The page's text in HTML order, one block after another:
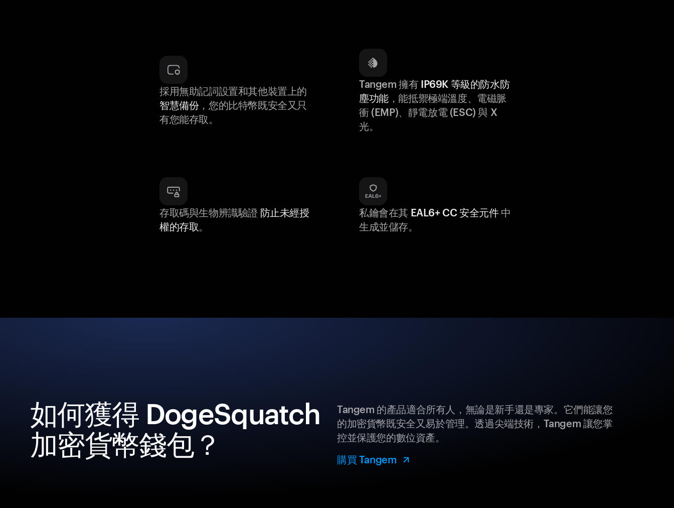
採用無助記詞設置和其他裝置上的
智慧備份，您的比特幣既安全又只
有您能存取。
Tangem 擁有 IP69K 等級的防水防
塵功能，能抵禦極端溫度、電磁脈
衝 (EMP)、靜電放電 (ESC) 與 X
光。
存取碼與生物辨識驗證 防止未經授
權的存取。
私鑰會在其 EAL6+ CC 安全元件中
生成並儲存。
如何獲得 DogeSquatch
加密貨幣錢包？
Tangem 的產品適合所有人，無論是新手還是專家。它們能讓您
的加密貨幣既安全又易於管理。透過尖端技術，Tangem 讓您掌
控並保護您的數位資產。
購買 Tangem